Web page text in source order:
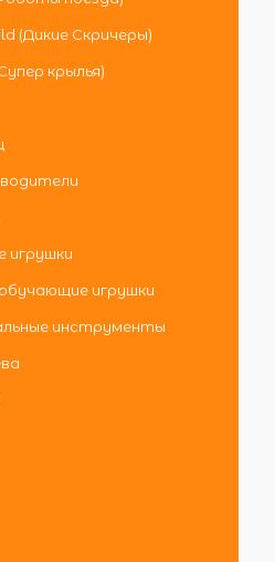
(Дикие Скричеры)
крылья)
игрушки
игрушки
инструменты